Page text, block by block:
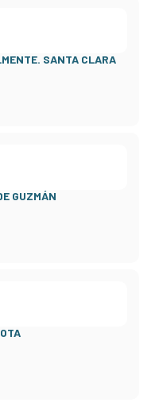
SANTA CLARA
GUZMÁN